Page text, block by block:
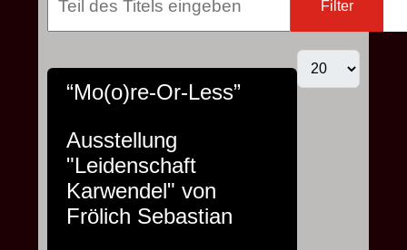
Filter
“Mo(o)re-Or-Less”
Ausstellung
"Leidenschaft
Karwendel" von
Frölich Sebastian